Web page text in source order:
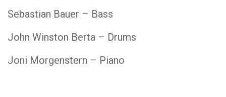
Sebastian Bauer – Bass
John Winston Berta – Drums
Joni Morgenstern – Piano